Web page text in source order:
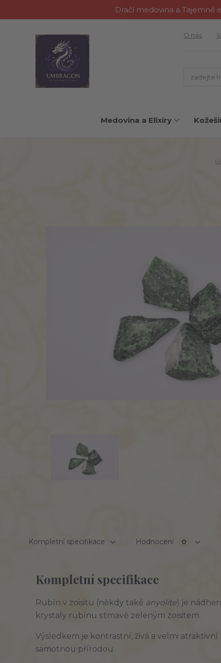
Dračí medovina a Tajemné
O nás
Medovina a Elixíry
Kompletní specifikace Hodnocení 0
Kompletní specifikace
Rubín v zoisitu (někdy také anyolite) je
krystaly rubínu s tmavě zeleným zoisitem.
Výsledkem je kontrastní, živá a velmi atraktivní
samotnou přírodou